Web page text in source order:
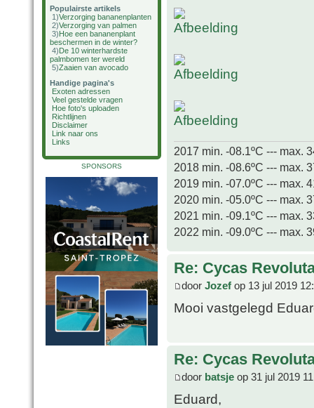
Populairste artikels
1)Verzorging bananenplanten
2)Verzorging van palmen
3)Hoe een bananenplant
beschermen in de winter?
4)De 10 winterhardste
palmbomen ter wereld
5)Zaaien van avocado
Handige pagina's
Exoten adressen
Veel gestelde vragen
Hoe foto's uploaden
Richtlijnen
Disclaimer
Link naar ons
Links
SPONSORS
2017 min. -08.1ºC --- max.
2018 min. -08.6ºC --- max.
2019 min. -07.0ºC --- max.
2020 min. -05.0ºC --- max.
2021 min. -09.1ºC --- max.
2022 min. -09.0ºC --- max.
Re: Cycas
door Jozef op 13 jul 2019
Mooi vastgelegd
Re: Cycas
door batsje op 31 jul 2019
Eduard,